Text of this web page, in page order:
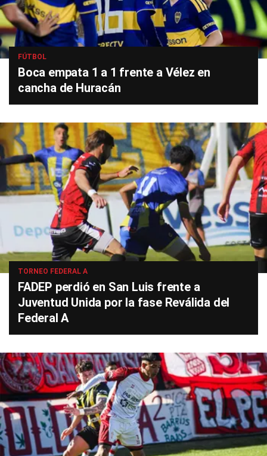
FÚTBOL
Boca empata 1 a 1 frente a Vélez en
cancha de Huracán
TORNEO FEDERAL A
FADEP perdió en San Luis frente a
Juventud Unida por la fase Reválida del
Federal A